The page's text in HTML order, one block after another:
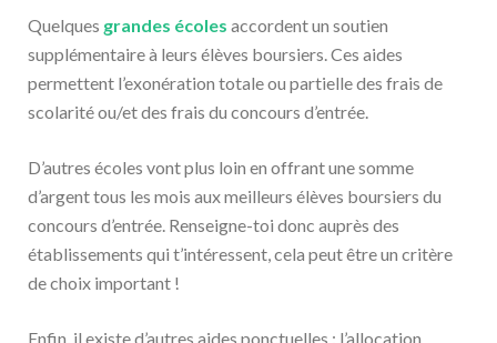
Quelques grandes écoles accordent un soutien
supplémentaire à leurs élèves boursiers. Ces aides
permettent l’exonération totale ou partielle des frais de
scolarité ou/et des frais du concours d’entrée.
D’autres écoles vont plus loin en offrant une somme
d’argent tous les mois aux meilleurs élèves boursiers du
concours d’entrée. Renseigne-toi donc auprès des
établissements qui t’intéressent, cela peut être un critère
de choix important !
Enfin, il existe d’autres aides ponctuelles : l’allocation